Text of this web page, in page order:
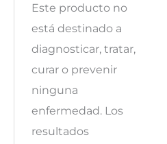
Este producto no
está destinado a
diagnosticar, tratar,
curar o prevenir
ninguna
enfermedad. Los
resultados